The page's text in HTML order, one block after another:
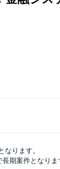
ります。
期案件となりま